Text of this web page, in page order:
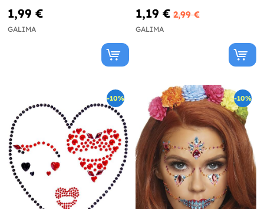
1,99 €
GALIMA
1,19 € 2,99 €
GALIMA
-10% -10%